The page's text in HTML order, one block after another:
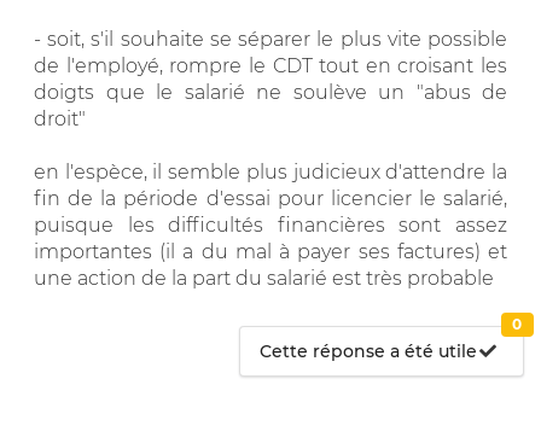
- soit, s'il souhaite se séparer le plus vite possible
de l'employé, rompre le CDT tout en croisant les
doigts que le salarié ne soulève un "abus de
droit"
en l'espèce, il semble plus judicieux d'attendre la
fin de la période d'essai pour licencier le salarié,
puisque les difficultés financières sont assez
importantes (il a du mal à payer ses factures) et
une action de la part du salarié est très probable
Cette réponse a été utile
0